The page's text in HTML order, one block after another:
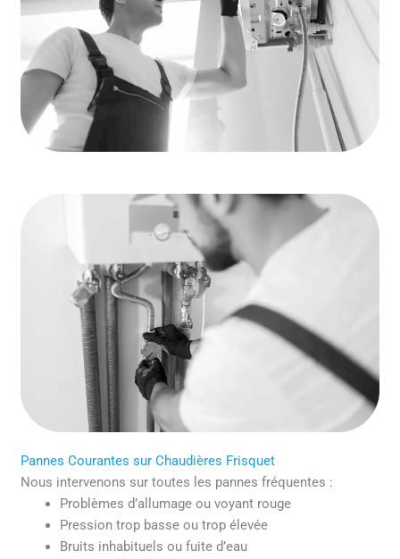
Pannes Courantes sur Chaudières Frisquet
Nous intervenons sur toutes les pannes fréquentes :
Problèmes d’allumage ou voyant rouge
Pression trop basse ou trop élevée
Bruits inhabituels ou fuite d’eau